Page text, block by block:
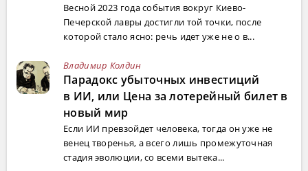
Весной 2023 года события вокруг Киево-
Печерской лавры достигли той точки, после
которой стало ясно: речь идет уже не о в...
Владимир Колдин
Парадокс убыточных инвестиций
в ИИ, или Цена за лотерейный билет в
новый мир
Если ИИ превзойдет человека, тогда он уже не
венец творенья, а всего лишь промежуточная
стадия эволюции, со всеми вытека...